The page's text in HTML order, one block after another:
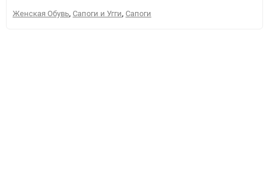
Женская Обувь, Сапоги и Угги, Сапоги